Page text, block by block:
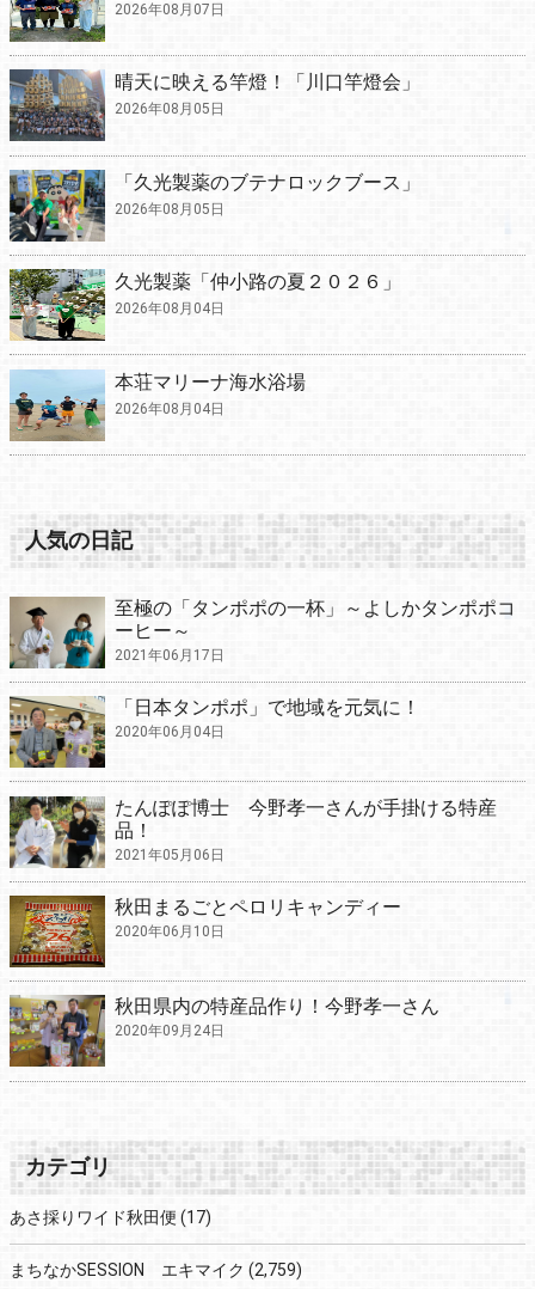
2026年08月07日
晴天に映える竿燈！「川口竿燈会」
2026年08月05日
「久光製薬のブテナロックブース」
2026年08月05日
久光製薬「仲小路の夏２０２６」
2026年08月04日
本荘マリーナ海水浴場
2026年08月04日
人気の日記
至極の「タンポポの一杯」～よしかタンポポコ
ーヒー～
2021年06月17日
「日本タンポポ」で地域を元気に！
2020年06月04日
たんぽぽ博士 今野孝一さんが手掛ける特産
品！
2021年05月06日
秋田まるごとペロリキャンディー
2020年06月10日
秋田県内の特産品作り！今野孝一さん
2020年09月24日
カテゴリ
あさ採りワイド秋田便 (17)
まちなかSESSION エキマイク (2,759)